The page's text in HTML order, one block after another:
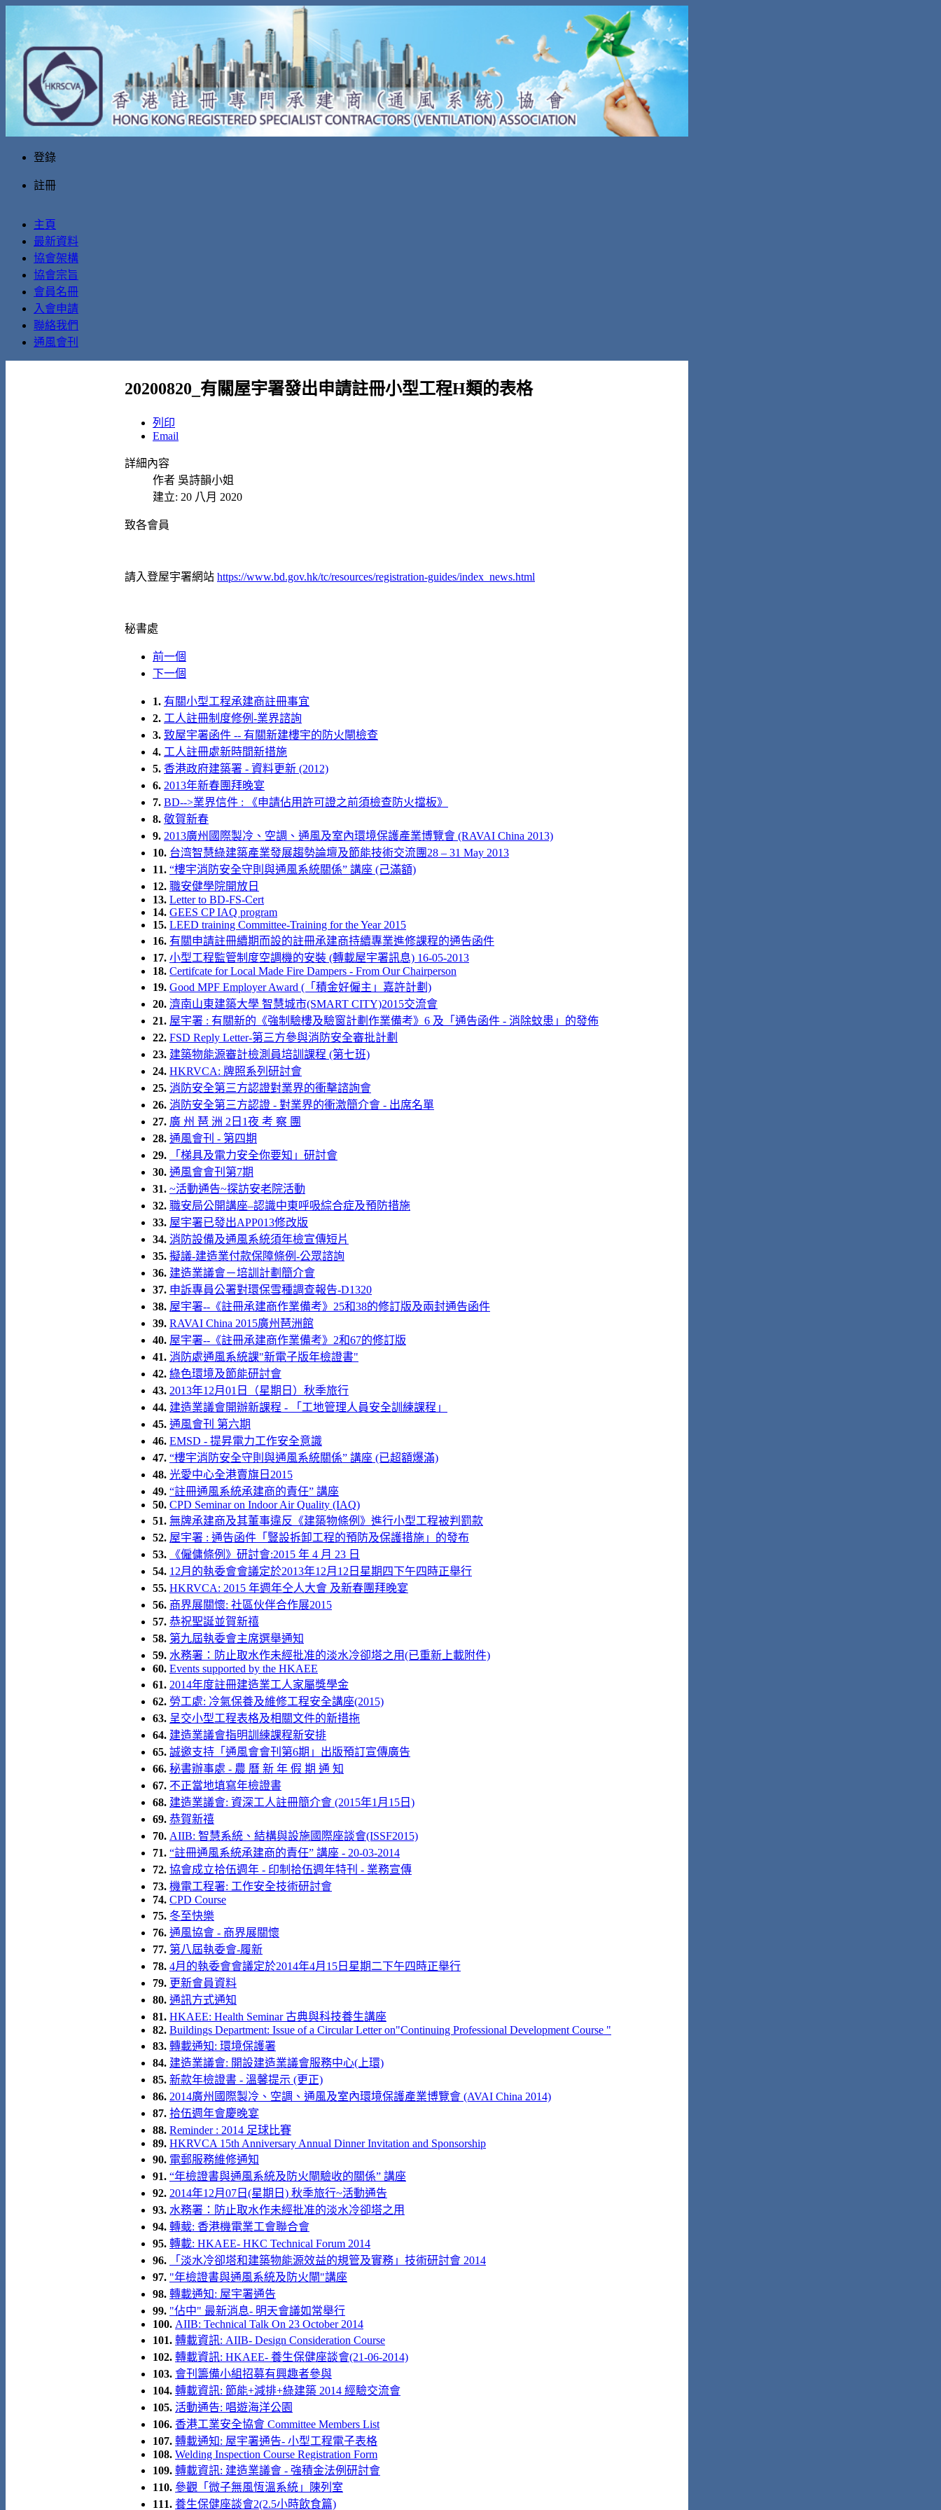
登錄
註冊
主頁
最新資料
協會架構
協會宗旨
會員名冊
入會申請
聯絡我們
通風會刊
20200820_有關屋宇署發出申請註冊小型工程H類的表格
列印
Email
詳細內容
作者 吳詩韻小姐
建立: 20 八月 2020
致各會員
請入登屋宇署網站 https://www.bd.gov.hk/tc/resources/registration-guides/index_news.html
秘書處
前一個
下一個
1. 有關小型工程承建商註冊事宜
2. 工人註冊制度修例-業界諮詢
3. 致屋宇署函件 -- 有關新建樓宇的防火閘檢查
4. 工人註冊處新時間新措施
5. 香港政府建築署 - 資料更新 (2012)
6. 2013年新春團拜晚宴
7. BD-->業界信件 : 《申請佔用許可證之前須檢查防火擋板》
8. 敬賀新春
9. 2013廣州國際製冷、空調、通風及室內環境保護產業博覽會 (RAVAI China 2013)
10. 台湾智慧綠建築產業發展趨勢論壇及節能技術交流團28 – 31 May 2013
11. “樓宇消防安全守則與通風系統關係” 講座 (己滿額)
12. 職安健學院開放日
13. Letter to BD-FS-Cert
14. GEES CP IAQ program
15. LEED training Committee-Training for the Year 2015
16. 有關申請註冊續期而設的註冊承建商持續專業進修課程的通告函件
17. 小型工程監管制度空調機的安裝 (轉載屋宇署訊息) 16-05-2013
18. Certifcate for Local Made Fire Dampers - From Our Chairperson
19. Good MPF Employer Award (「積金好僱主」嘉許計劃)
20. 濟南山東建築大學 智慧城市(SMART CITY)2015交流會
21. 屋宇署 : 有關新的《強制驗樓及驗窗計劃作業備考》6 及「通告函件 - 消除蚊患」的發佈
22. FSD Reply Letter-第三方參與消防安全審批計劃
23. 建築物能源審計檢測員培訓課程 (第七班)
24. HKRVCA: 牌照系列研討會
25. 消防安全第三方認證對業界的衝擊諮詢會
26. 消防安全第三方認證 - 對業界的衝激簡介會 - 出席名單
27. 廣 州 琶 洲 2日1夜 考 察 團
28. 通風會刊 - 第四期
29.
「梯具及電力安全你要知」研討會
30. 通風會會刊第7期
31. ~活動通告~探訪安老院活動
32. 職安局公開講座–認識中東呼吸綜合症及預防措施
33. 屋宇署已發出APP013修改版
34. 消防設備及通風系統須年檢宣傳短片
35. 擬議-建造業付款保障條例-公眾諮詢
36. 建造業議會－培訓計劃簡介會
37. 申訴專員公署對環保雪種調查報告-D1320
38. 屋宇署--《註冊承建商作業備考》25和38的修訂版及兩封通告函件
39. RAVAI China 2015廣州琶洲館
40. 屋宇署--《註冊承建商作業備考》2和67的修訂版
41. 消防處通風系統課"新電子版年檢證書"
42. 綠色環境及節能研討會
43. 2013年12月01日（星期日）秋季旅行
44. 建造業議會開辦新課程 - 「工地管理人員安全訓練課程」
45. 通風會刊 第六期
46. EMSD - 提昇電力工作安全意識
47. “樓宇消防安全守則與通風系統關係” 講座 (已超額爆滿)
48. 光愛中心全港賣旗日2015
49. “註冊通風系統承建商的責任” 講座
50. CPD Seminar on Indoor Air Quality (IAQ)
51. 無牌承建商及其董事違反《建築物條例》進行小型工程被判罰款
52. 屋宇署 : 通告函件「豎設拆卸工程的預防及保護措施」的發布
53.
《僱傭條例》研討會:2015 年 4 月 23 日
54. 12月的執委會會議定於2013年12月12日星期四下午四時正舉行
55. HKRVCA: 2015 年週年仝人大會 及新春團拜晚宴
56. 商界展關懷: 社區伙伴合作展2015
57. 恭祝聖誕並賀新禧
58. 第九屆執委會主席選舉通知
59. 水務署：防止取水作未經批准的淡水冷卻塔之用(已重新上載附件)
60. Events supported by the HKAEE
61. 2014年度註冊建造業工人家屬獎學金
62. 勞工處: 冷氣保養及維修工程安全講座(2015)
63. 呈交小型工程表格及相關文件的新措拖
64. 建造業議會指明訓練課程新安排
65. 誠邀支持「通風會會刊第6期」出版預訂宣傳廣告
66. 秘書辦事處 - 農 曆 新 年 假 期 通 知
67. 不正當地填寫年檢證書
68. 建造業議會: 資深工人註冊簡介會 (2015年1月15日)
69. 恭賀新禧
70. AIIB: 智慧系統、結構與設施國際座談會(ISSF2015)
71. “註冊通風系統承建商的責任” 講座 - 20-03-2014
72. 協會成立拾伍週年 - 印制拾伍週年特刊 - 業務宣傳
73. 機電工程署: 工作安全技術研討會
74. CPD Course
75. 冬至快樂
76. 通風協會 - 商界展關懷
77. 第八屆執委會-履新
78. 4月的執委會會議定於2014年4月15日星期二下午四時正舉行
79. 更新會員資料
80. 通訊方式通知
81. HKAEE: Health Seminar 古典與科技養生講座
82. Buildings Department: Issue of a Circular Letter on"Continuing Professional Development Course "
83. 轉載通知: 環境保護署
84. 建造業議會: 開設建造業議會服務中心(上環)
85. 新款年檢證書 - 溫馨提示 (更正)
86. 2014廣州國際製冷、空調、通風及室內環境保護產業博覽會 (AVAI China 2014)
87. 拾伍週年會慶晚宴
88. Reminder : 2014 足球比賽
89. HKRVCA 15th Anniversary Annual Dinner Invitation and Sponsorship
90. 電郵服務維修通知
91. “年檢證書與通風系統及防火閘驗收的關係” 講座
92. 2014年12月07日(星期日) 秋季旅行~活動通告
93. 水務署：防止取水作未經批准的淡水冷卻塔之用
94. 轉蛓: 香港機電業工會聯合會
95. 轉載: HKAEE- HKC Technical Forum 2014
96.
「淡水冷卻塔和建築物能源效益的規管及實務」技術研討會 2014
97. "年檢證書與通風系統及防火閘"講座
98. 轉載通知: 屋宇署通告
99. "佔中" 最新消息- 明天會議如常舉行
100. AIIB: Technical Talk On 23 October 2014
101. 轉載資訊: AIIB- Design Consideration Course
102. 轉載資訊: HKAEE- 養生保健座談會(21-06-2014)
103. 會刊籌備小組招募有興趣者參與
104. 轉載資訊: 節能+減排+綠建築 2014 經驗交流會
105. 活動通告: 唱遊海洋公園
106. 香港工業安全協會 Committee Members List
107. 轉載通知: 屋宇署通告- 小型工程電子表格
108. Welding Inspection Course Registration Form
109. 轉載資訊: 建造業議會 - 強積金法例研討會
110. 參觀「微子無風恆溫系統」陳列室
111. 養生保健座談會2(2.5小時飲食篇)